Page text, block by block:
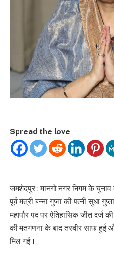
Spread the love
जमशेदपुर : मानगो नगर निगम के चुनाव
पूर्व मंत्री बन्ना गुप्ता की पत्नी सुधा
महापौर पद पर ऐतिहासिक जीत दर्ज
की मतगणना के बाद तस्वीर साफ हुई
मिल गई।